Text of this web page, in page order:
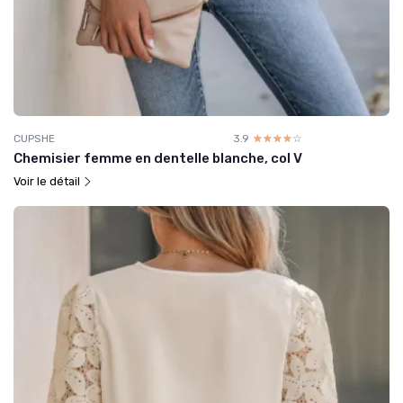
CUPSHE 3.9 ☆☆☆☆☆
★★★★★
Chemisier femme en dentelle blanche, col V
Voir le détail